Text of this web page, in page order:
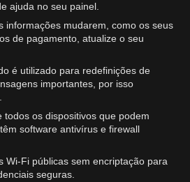
ajuda no seu painel.
informações mudarem, como os seus
de pagamento, atualize o seu
é utilizado para redefinições de
importantes, por isso
todos os dispositivos que podem
software antivírus e firewall
Wi-Fi públicas sem encriptação para
seguras.